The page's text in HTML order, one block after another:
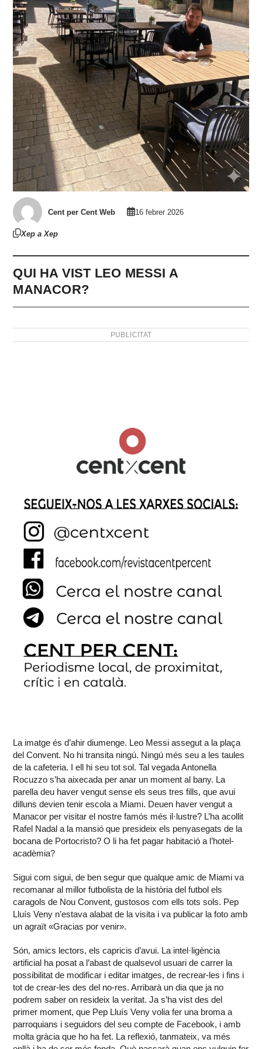
Cent per Cent Web 16 febrer 2026
Xep a Xep
QUI HA VIST LEO MESSI A
MANACOR?
PUBLICITAT
La imatge és d’ahir diumenge. Leo Messi assegut a la plaça
del Convent. No hi transita ningú. Ningú més seu a les taules
de la cafeteria. I ell hi seu tot sol. Tal vegada Antonella
Rocuzzo s’ha aixecada per anar un moment al bany. La
parella deu haver vengut sense els seus tres fills, que avui
dilluns devien tenir escola a Miami. Deuen haver vengut a
Manacor per visitar el nostre famós més il·lustre? L’ha acollit
Rafel Nadal a la mansió que presideix els penyasegats de la
bocana de Portocristo? O li ha fet pagar habitació a l’hotel-
acadèmia?
Sigui com sigui, de ben segur que qualque amic de Miami va
recomanar al millor futbolista de la història del futbol els
caragols de Nou Convent, gustosos com ells tots sols. Pep
Lluís Veny n’estava alabat de la visita i va publicar la foto amb
un agraït «Gracias por venir».
Són, amics lectors, els capricis d’avui. La intel·ligència
artificial ha posat a l’abast de qualsevol usuari de carrer la
possibilitat de modificar i editar imatges, de recrear-les i fins i
tot de crear-les des del no-res. Arribarà un dia que ja no
podrem saber on resideix la veritat. Ja s’ha vist des del
primer moment, que Pep Lluís Veny volia fer una broma a
parroquians i seguidors del seu compte de Facebook, i amb
molta gràcia que ho ha fet. La reflexió, tanmateix, va més